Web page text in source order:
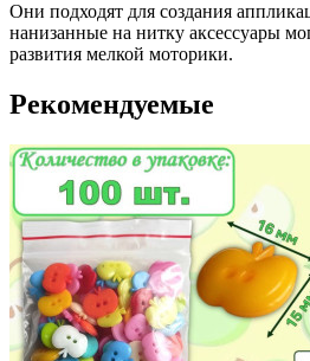
Они подходят для создания
нанизанные на нитку аксессуары
развития мелкой моторики.
Рекомендуемые